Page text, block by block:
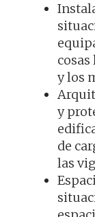
y los
y
de
las